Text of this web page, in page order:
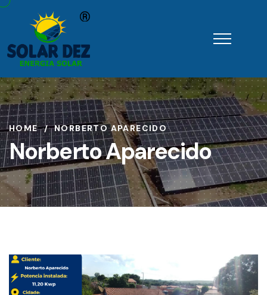
HOME NORBERTO APARECIDO
Norberto Aparecido